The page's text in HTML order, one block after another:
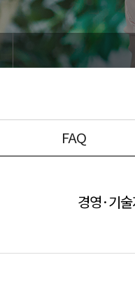
FAQ
경영·기